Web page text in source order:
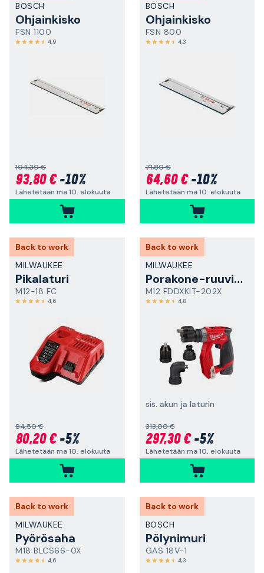
BOSCH
Ohjainkisko
FSN 1100
4,9
104,30 €
93,80 €-10%
Lähetetään ma 10. elokuuta
BOSCH
Ohjainkisko
FSN 800
4,3
71,80 €
64,60 €-10%
Lähetetään ma 10. elokuuta
Back to work
MILWAUKEE
Pikalaturi
M12-18 FC
4,6
84,50 €
80,20 €-5%
Lähetetään ma 10. elokuuta
Back to work
MILWAUKEE
Porakone-ruuvinväännin
M12 FDDXKIT-202X
4,8
sis. akun ja laturin
313,00 €
297,30 €-5%
Lähetetään ma 10. elokuuta
Back to work
MILWAUKEE
Pyörösaha
M18 BLCS66-0X
4,6
Back to work
BOSCH
Pölynimuri
GAS 18V-1
4,3